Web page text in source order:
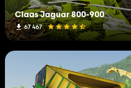
Claas Jaguar 800-900
67 467